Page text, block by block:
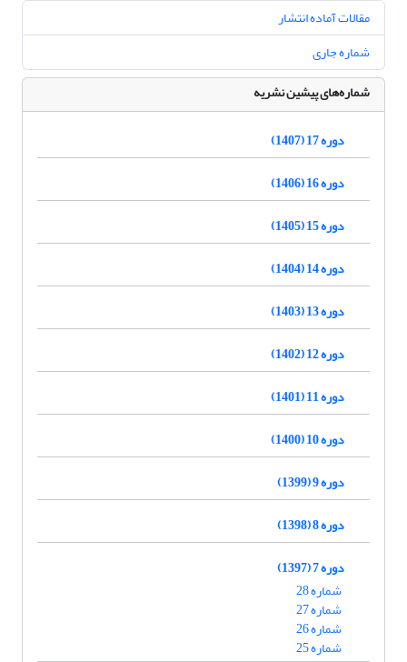
مقالات آماده انتشار
شماره جاری
شماره‌های پیشین نشریه
دوره 17 (1407)
دوره 16 (1406)
دوره 15 (1405)
دوره 14 (1404)
دوره 13 (1403)
دوره 12 (1402)
دوره 11 (1401)
دوره 10 (1400)
دوره 9 (1399)
دوره 8 (1398)
دوره 7 (1397)
شماره 28
شماره 27
شماره 26
شماره 25